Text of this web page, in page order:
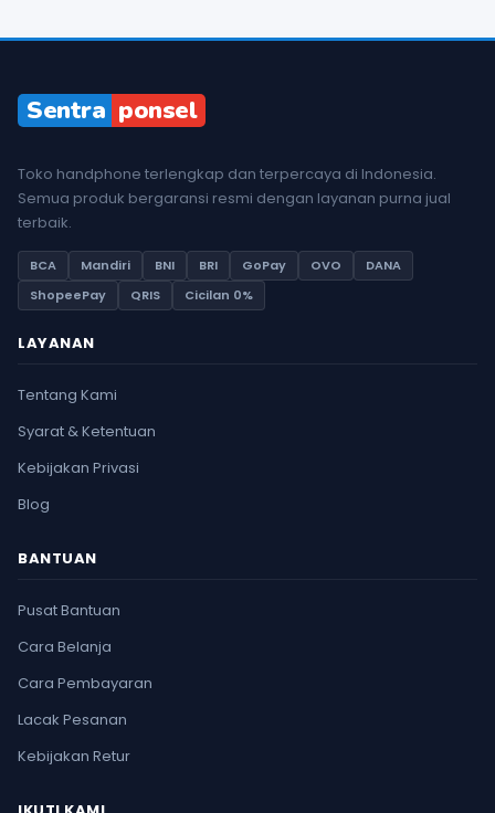
Sentra ponsel
Toko handphone terlengkap dan terpercaya di Indonesia.
Semua produk bergaransi resmi dengan layanan purna jual
terbaik.
BCA Mandiri BNI BRI GoPay OVO
DANA
ShopeePay
QRIS Cicilan 0%
LAYANAN
Tentang Kami
Syarat & Ketentuan
Kebijakan Privasi
Blog
BANTUAN
Pusat Bantuan
Cara Belanja
Cara Pembayaran
Lacak Pesanan
Kebijakan Retur